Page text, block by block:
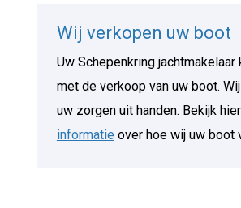
Wij verkopen uw boot
Uw Schepenkring jachtmakelaar
met de verkoop van uw boot.
uw zorgen uit handen. Bekijk hier
informatie over hoe wij uw boot